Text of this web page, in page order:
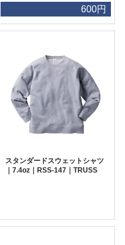
600円
スタンダードスウェットシャツ
｜7.4oz｜RSS-147｜TRUSS